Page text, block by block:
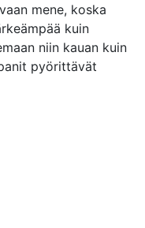
mene, koska
kuin
niin kauan kuin
pyörittävät